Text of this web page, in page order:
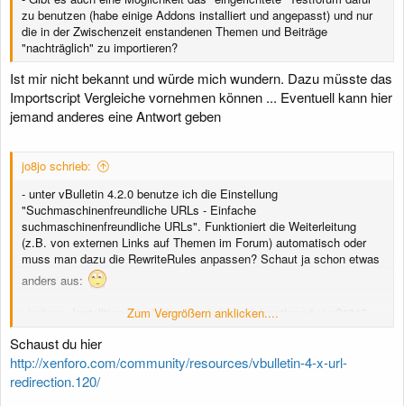
zu benutzen (habe einige Addons installiert und angepasst) und nur
die in der Zwischenzeit enstandenen Themen und Beiträge
"nachträglich" zu importieren?
Ist mir nicht bekannt und würde mich wundern. Dazu müsste das
Importscript Vergleiche vornehmen können ... Eventuell kann hier
jemand anderes eine Antwort geben
jo8jo schrieb:
- unter vBulletin 4.2.0 benutze ich die Einstellung
"Suchmaschinenfreundliche URLs - Einfache
suchmaschinenfreundliche URLs". Funktioniert die Weiterleitung
(z.B. von externen Links auf Themen im Forum) automatisch oder
muss man dazu die RewriteRules anpassen? Schaut ja schon etwas
anders aus:
-Installtion (Live): domain.de/forum/showthread.
xf-Testinstallation (Test): domain.de/xen/threads/
forums.1045/
Zum Vergrößern anklicken....
Schaust du hier
http://xenforo.com/community/resources/vbulletin-4-x-url-
redirection.120/